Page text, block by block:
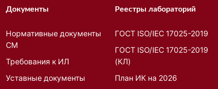
Документы
Нормативные документы
СМ
Требования к ИЛ
Уставные документы
Реестры лабораторий
ГОСТ ISO/IEC 17025-2019
ГОСТ ISO/IEC 17025-2019
(КЛ)
План ИК на 2026